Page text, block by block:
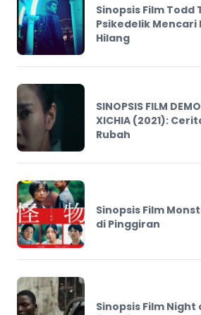
Sinopsis Film
Psikedelik
Hilang
SINOPSIS FILM
XICHIA (2021):
Rubah
Sinopsis Film
di Pinggiran
Sinopsis Film Night